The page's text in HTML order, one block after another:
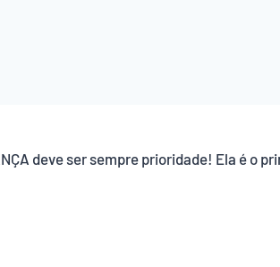
deve ser sempre prioridade! Ela é o